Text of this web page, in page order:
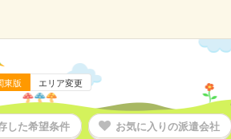
東版 エリア変更
した希望条件 お気に入りの派遣会社